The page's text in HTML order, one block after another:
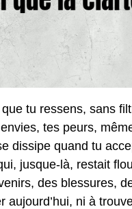
tu ressens, sans
tes peurs,
dissipe quand tu
jusque-là, restait
des blessures,
aujourd’hui, ni à